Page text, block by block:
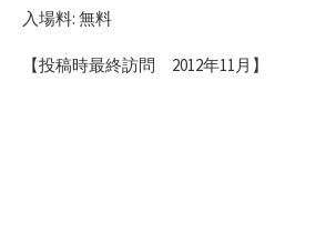
入場料: 無料
【投稿時最終訪問 2012年11月】